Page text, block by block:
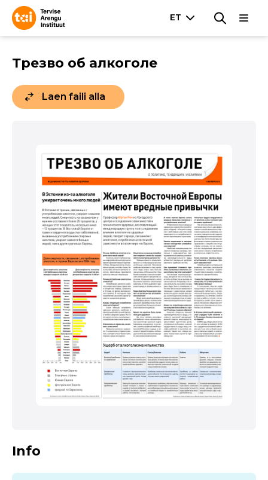
Трезво об алкоголе
Laen faili alla
Info